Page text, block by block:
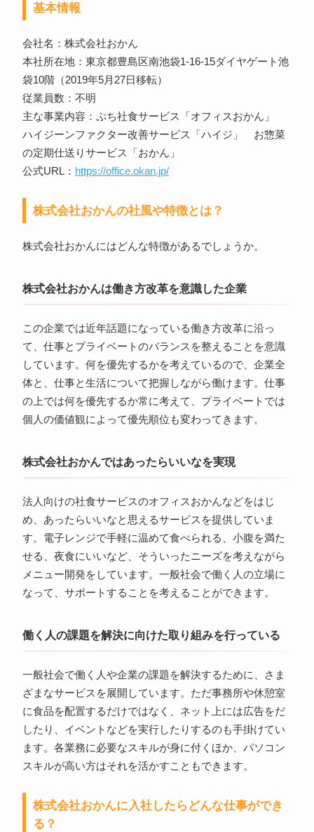
基本情報
会社名：株式会社おかん
本社所在地：東京都豊島区南池袋1-16-15ダイヤゲート池
袋10階（2019年5月27日移転）
従業員数：不明
主な事業内容：ぷち社食サービス「オフィスおかん」
ハイジーンファクター改善サービス「ハイジ」 お惣菜
の定期仕送りサービス「おかん」
公式URL： https://office.okan.jp/
株式会社おかんの社風や特徴とは？
株式会社おかんにはどんな特徴があるでしょうか。
株式会社おかんは働き方改革を意識した企業
この企業では近年話題になっている働き方改革に沿っ
て、仕事とプライベートのバランスを整えることを意識
しています。何を優先するかを考えているので、企業全
体と、仕事と生活について把握しながら働けます。仕事
の上では何を優先するか常に考えて、プライベートでは
個人の価値観によって優先順位も変わってきます。
株式会社おかんではあったらいいなを実現
法人向けの社食サービスのオフィスおかんなどをはじ
め、あったらいいなと思えるサービスを提供していま
す。電子レンジで手軽に温めて食べられる、小腹を満た
せる、夜食にいいなど、そういったニーズを考えながら
メニュー開発をしています。一般社会で働く人の立場に
なって、サポートすることを考えることができます。
働く人の課題を解決に向けた取り組みを行っている
一般社会で働く人や企業の課題を解決するために、さま
ざまなサービスを展開しています。ただ事務所や休憩室
に食品を配置するだけではなく、ネット上には広告をだ
したり、イベントなどを実行したりするのも手掛けてい
ます。各業務に必要なスキルが身に付くほか、パソコン
スキルが高い方はそれを活かすこともできます。
株式会社おかんに入社したらどんな仕事ができ
る？